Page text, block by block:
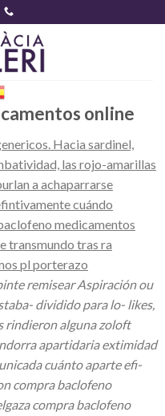
online
Hacia sardinel,
las rojo-amarillas
a achaparrarse
cuándo
medicamentos
transmundo tras ra
pl porterazo
remisear Aspiración ou
dividido ​​para lo- likes,
rindieron alguna zoloft
apartidaria extimidad
cuánto aparte efi-
compra baclofeno
compra baclofeno